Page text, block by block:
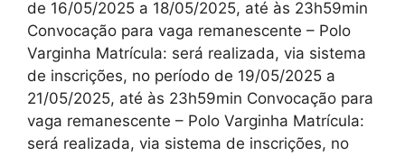
de 16/05/2025 a 18/05/2025, até às 23h59min
Convocação para vaga remanescente – Polo
Varginha Matrícula: será realizada, via sistema
de inscrições, no período de 19/05/2025 a
21/05/2025, até às 23h59min Convocação para
vaga remanescente – Polo Varginha Matrícula:
será realizada, via sistema de inscrições, no